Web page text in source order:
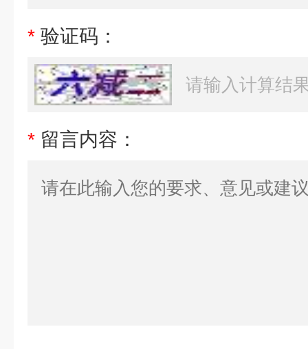
* 验证码：
* 留言内容：